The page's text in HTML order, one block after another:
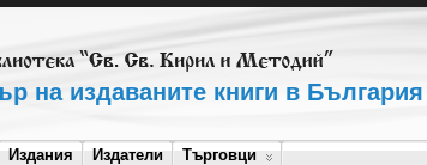
на издаваните книги в България
Издания Издатели Търговци